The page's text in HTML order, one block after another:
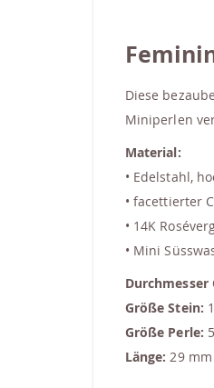
Diese
Miniperlen
Material:
• Edelstahl,
• facettierter
• 14K
• Mini
Durchmesser
Größe Stein:
Größe Perle:
Länge: 29 mm